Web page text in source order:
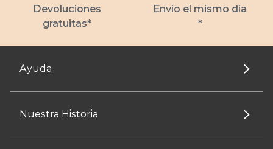
Devoluciones
gratuitas*
Envío el mismo día
*
Ayuda
Nuestra Historia